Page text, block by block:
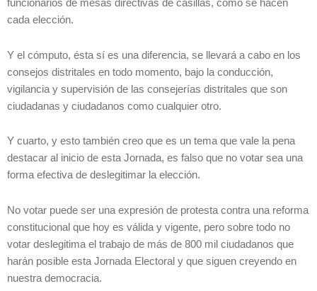
funcionarios de mesas directivas de casillas, como se hacen
cada elección.
Y el cómputo, ésta sí es una diferencia, se llevará a cabo en los
consejos distritales en todo momento, bajo la conducción,
vigilancia y supervisión de las consejerías distritales que son
ciudadanas y ciudadanos como cualquier otro.
Y cuarto, y esto también creo que es un tema que vale la pena
destacar al inicio de esta Jornada, es falso que no votar sea una
forma efectiva de deslegitimar la elección.
No votar puede ser una expresión de protesta contra una reforma
constitucional que hoy es válida y vigente, pero sobre todo no
votar deslegitima el trabajo de más de 800 mil ciudadanos que
harán posible esta Jornada Electoral y que siguen creyendo en
nuestra democracia.